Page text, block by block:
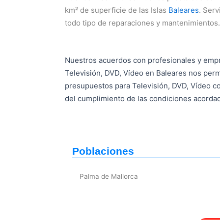
km² de superficie de las Islas Baleares.
todo tipo de reparaciones y mantenimientos.
Nuestros acuerdos con profesionales y
Televisión, DVD, Vídeo en Baleares nos
presupuestos para Televisión, DVD, Vídeo
del cumplimiento de las condiciones
Poblaciones
Palma de Mallorca